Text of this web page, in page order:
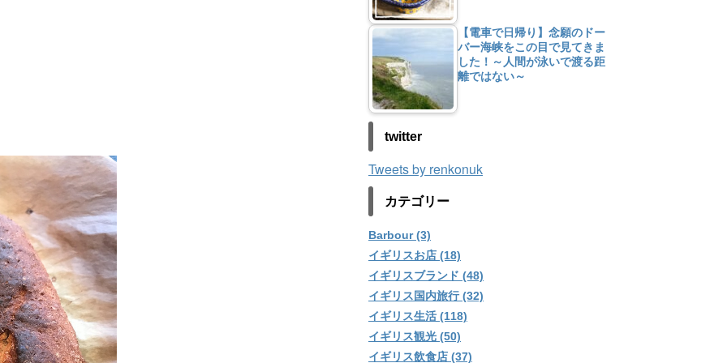
【電車で日帰り】念願のドー
バー海峡をこの目で見てきま
した！～人間が泳いで渡る距
離ではない～
twitter
Tweets by renkonuk
カテゴリー
Barbour (3)
イギリスお店 (18)
イギリスブランド (48)
イギリス国内旅行 (32)
イギリス生活 (118)
イギリス観光 (50)
イギリス飲食店 (37)